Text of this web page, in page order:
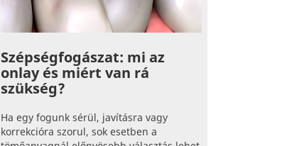
Szépségfogászat: mi az
onlay és miért van rá
szükség?
Ha egy fogunk sérül, javításra vagy
korrekcióra szorul, sok esetben a